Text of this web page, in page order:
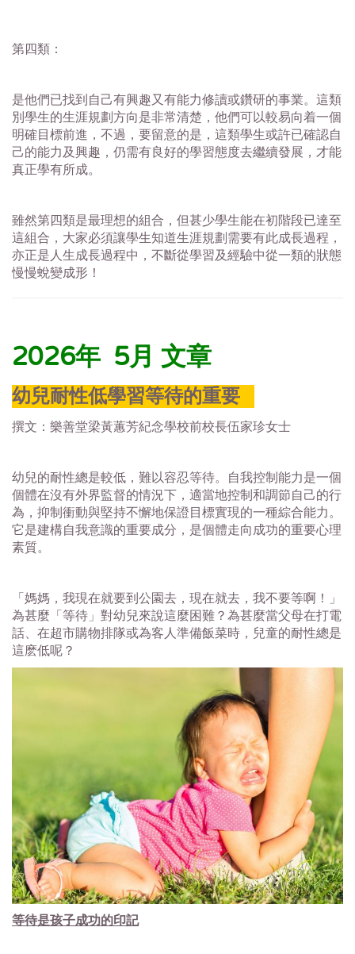
第四類：
是他們已找到自己有興趣又有能力修讀或鑽研的事業。這類
別學生的生涯規劃方向是非常清楚，他們可以較易向着一個
明確目標前進，不過，要留意的是，這類學生或許已確認自
己的能力及興趣，仍需有良好的學習態度去繼續發展，才能
真正學有所成。
雖然第四類是最理想的組合，但甚少學生能在初階段已達至
這組合，大家必須讓學生知道生涯規劃需要有此成長過程，
亦正是人生成長過程中，不斷從學習及經驗中從一類的狀態
慢慢蛻變成形！
2026年 5月 文章
幼兒耐性低學習等待的重要
撰文：樂善堂梁黃蕙芳紀念學校前校長伍家珍女士
幼兒的耐性總是較低，難以容忍等待。自我控制能力是一個
個體在沒有外界監督的情況下，適當地控制和調節自己的行
為，抑制衝動與堅持不懈地保證目標實現的一種綜合能力。
它是建構自我意識的重要成分，是個體走向成功的重要心理
素質。
「媽媽，我現在就要到公園去，現在就去，我不要等啊！」
為甚麼「等待」對幼兒來說這麼困難？為甚麼當父母在打電
話、在超市購物排隊或為客人準備飯菜時，兒童的耐性總是
這麽低呢？
等待是孩子成功的印記